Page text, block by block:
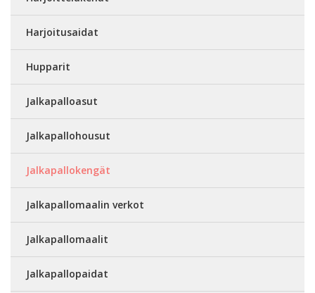
Harjoitusaidat
Hupparit
Jalkapalloasut
Jalkapallohousut
Jalkapallokengät
Jalkapallomaalin verkot
Jalkapallomaalit
Jalkapallopaidat